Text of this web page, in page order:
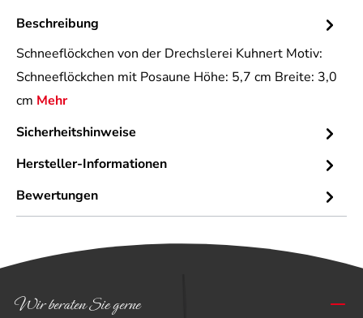
Beschreibung
Schneeflöckchen von der Drechslerei Kuhnert Motiv:
Schneeflöckchen mit Posaune Höhe: 5,7 cm Breite: 3,0
cm Mehr
Sicherheitshinweise
Hersteller-Informationen
Bewertungen
Wir beraten Sie gerne